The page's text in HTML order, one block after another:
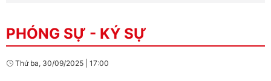
PHÓNG SỰ - KÝ SỰ
Thứ ba, 30/09/2025 17:00